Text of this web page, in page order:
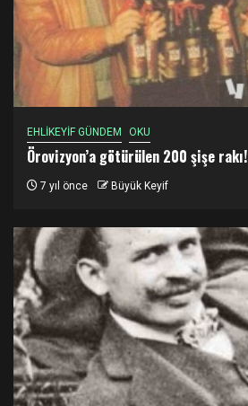
EHLİKEYİF GÜNDEM OKU
Örovizyon’a götürülen 200 şişe rakı!
7 yıl önce Büyük Keyif